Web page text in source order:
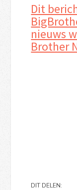
Dit
nieuws
Brother
DIT DELEN: